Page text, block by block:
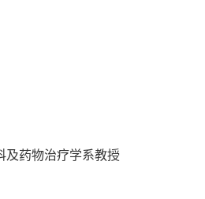
及药物治疗学系教授